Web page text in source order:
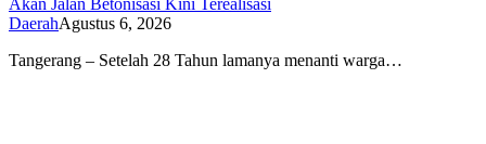
DaerahAgustus 6, 2026
Tangerang – Setelah 28 Tahun lamanya menanti warga…